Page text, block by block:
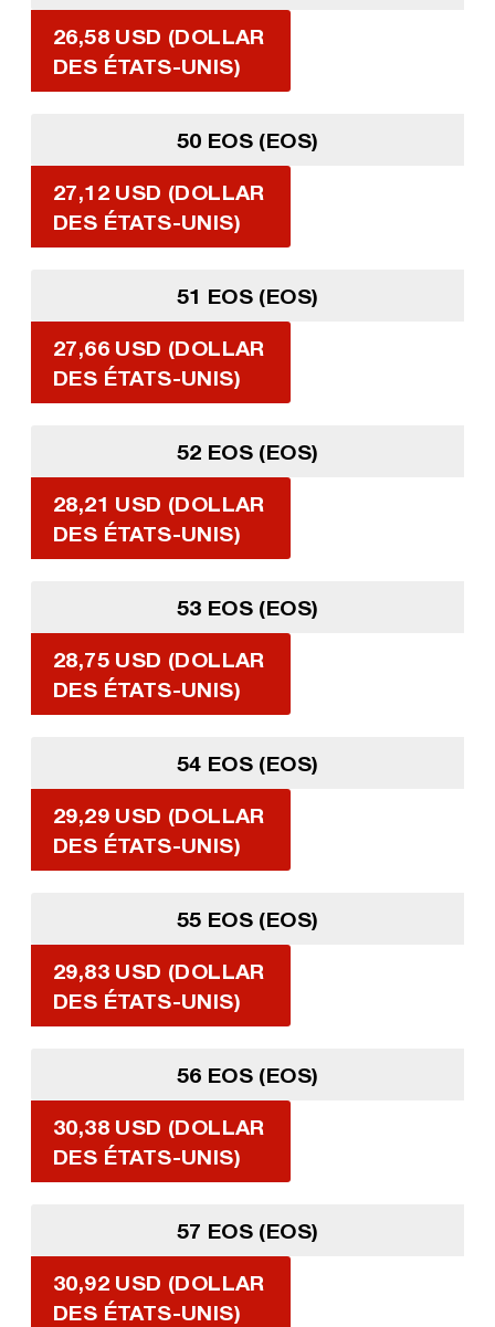
26,58 USD (DOLLAR
DES ÉTATS-UNIS)
50 EOS (EOS)
27,12 USD (DOLLAR
DES ÉTATS-UNIS)
51 EOS (EOS)
27,66 USD (DOLLAR
DES ÉTATS-UNIS)
52 EOS (EOS)
28,21 USD (DOLLAR
DES ÉTATS-UNIS)
53 EOS (EOS)
28,75 USD (DOLLAR
DES ÉTATS-UNIS)
54 EOS (EOS)
29,29 USD (DOLLAR
DES ÉTATS-UNIS)
55 EOS (EOS)
29,83 USD (DOLLAR
DES ÉTATS-UNIS)
56 EOS (EOS)
30,38 USD (DOLLAR
DES ÉTATS-UNIS)
57 EOS (EOS)
30,92 USD (DOLLAR
DES ÉTATS-UNIS)